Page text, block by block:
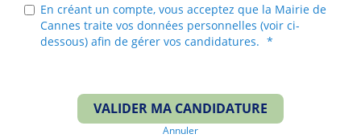
En créant un compte, vous acceptez que la Mairie de
Cannes traite vos données personnelles (voir ci-
dessous) afin de gérer vos candidatures.
Annuler
VALIDER MA CANDIDATURE